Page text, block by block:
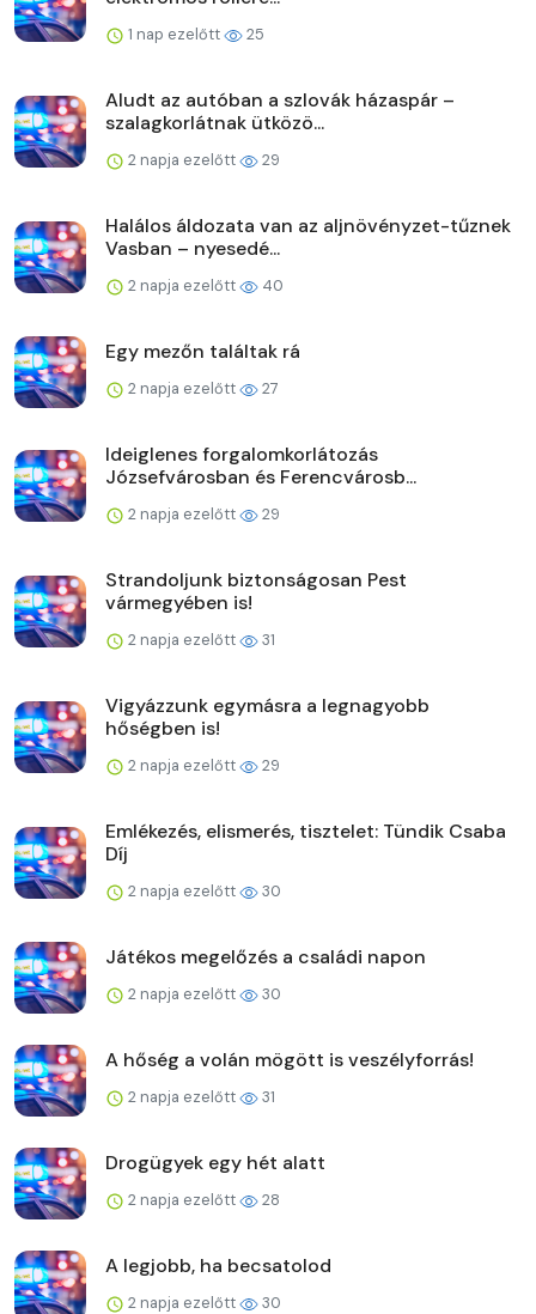
1 nap ezelőtt 25
Aludt az autóban a szlovák házaspár –
szalagkorlátnak ütközö...
2 napja ezelőtt 29
Halálos áldozata van az aljnövényzet-tűznek
Vasban – nyesedé...
2 napja ezelőtt 40
Egy mezőn találtak rá
2 napja ezelőtt 27
Ideiglenes forgalomkorlátozás
Józsefvárosban és Ferencvárosb...
2 napja ezelőtt 29
Strandoljunk biztonságosan Pest
vármegyében is!
2 napja ezelőtt 31
Vigyázzunk egymásra a legnagyobb
hőségben is!
2 napja ezelőtt 29
Emlékezés, elismerés, tisztelet: Tündik Csaba
Díj
2 napja ezelőtt 30
Játékos megelőzés a családi napon
2 napja ezelőtt 30
A hőség a volán mögött is veszélyforrás!
2 napja ezelőtt 31
Drogügyek egy hét alatt
2 napja ezelőtt 28
A legjobb, ha becsatolod
2 napja ezelőtt 30